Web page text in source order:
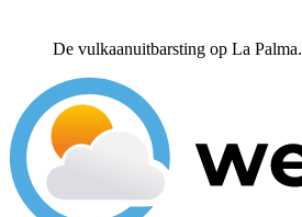
De vulkaanuitbarsting op La Palma.